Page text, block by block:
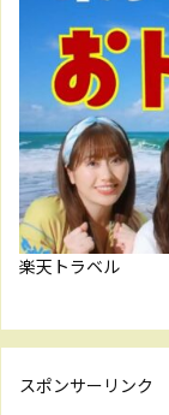
楽天トラベル
スポンサーリンク